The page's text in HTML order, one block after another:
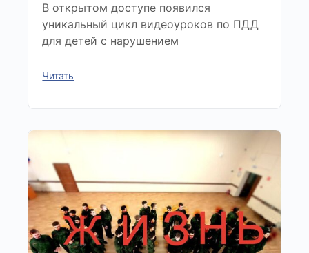
В открытом доступе появился
уникальный цикл видеоуроков по ПДД
для детей с нарушением
Читать